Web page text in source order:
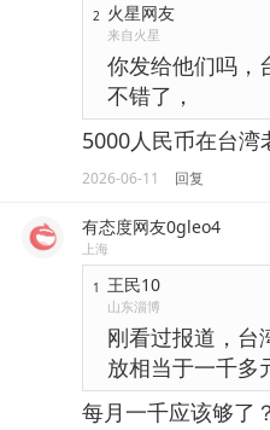
2 火星网友
来自火星
你发给他们吗，
不错了，
5000人民币在台
2026-06-11 回复
有态度网友0gleo4
上海
1 王民10
山东淄博
刚看过报道，台
放相当于一千多
每月一千应该够了？